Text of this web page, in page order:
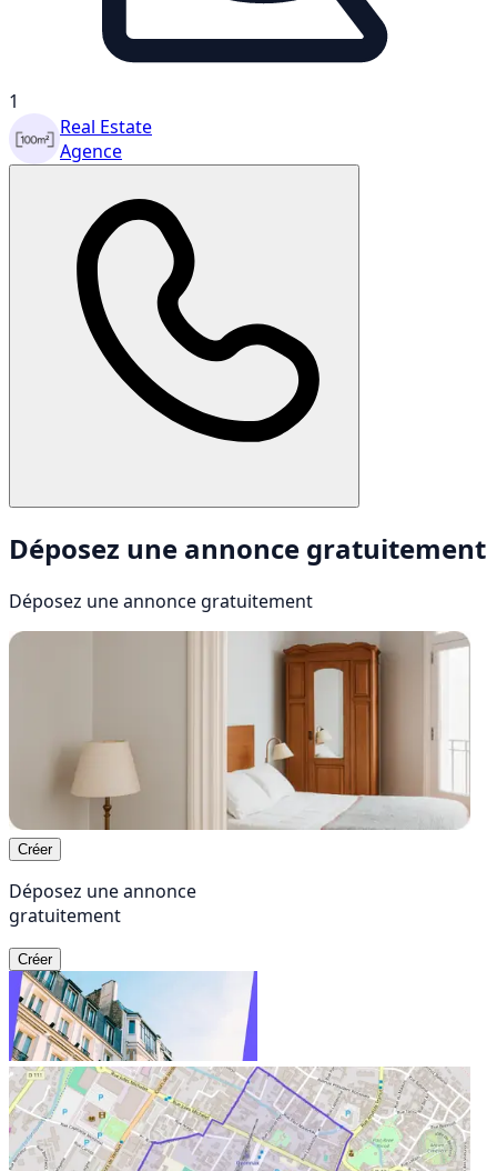
1
Real Estate
Agence
Déposez une annonce gratuitement
Déposez une annonce gratuitement
Créer
Déposez une annonce
gratuitement
Créer